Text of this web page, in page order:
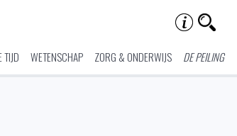
TIJD WETENSCHAP ZORG & ONDERWIJS DE PEILING